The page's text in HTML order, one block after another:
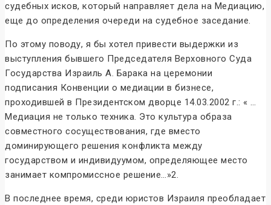
судебных исков, который направляет дела на Медиацию,
еще до определения очереди на судебное заседание.
По этому поводу, я бы хотел привести выдержки из
выступления бывшего Председателя Верховного Суда
Государства Израиль А. Барака на церемонии
подписания Конвенции о медиации в бизнесе,
проходившей в Президентском дворце 14.03.2002 г.: « …
Медиация не только техника. Это культура образа
совместного сосуществования, где вместо
доминирующего решения конфликта между
государством и индивидуумом, определяющее место
занимает компромиссное решение…»2.
В последнее время, среди юристов Израиля преобладает